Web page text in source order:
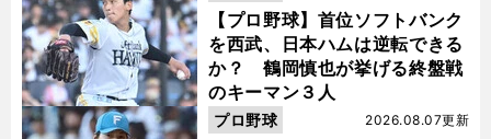
【プロ野球】首位ソフトバンク
を西武、日本ハムは逆転できる
か？ 鶴岡慎也が挙げる終盤戦
のキーマン３人
2026.08.07更新
プロ野球